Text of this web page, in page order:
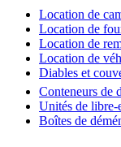
Location de
Location de
Location de
Location de
Diables et
Conteneurs de
Unités de libre-
Boîtes de